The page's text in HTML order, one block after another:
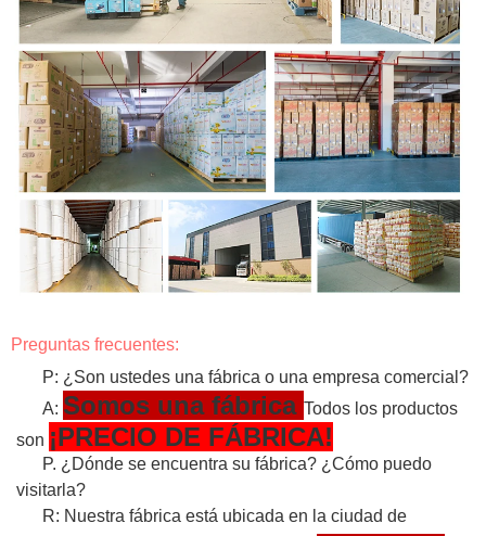
Preguntas frecuentes:
P: ¿Son ustedes una fábrica o una empresa comercial?
A: Somos una fábrica Todos los productos
son ¡PRECIO DE FÁBRICA!
P. ¿Dónde se encuentra su fábrica? ¿Cómo puedo
visitarla?
R: Nuestra fábrica está ubicada en la ciudad de